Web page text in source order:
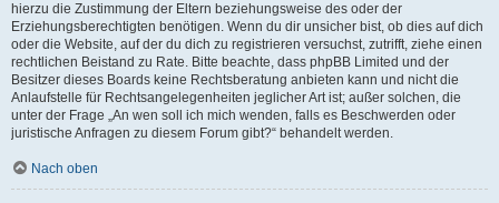
hierzu die Zustimmung der Eltern beziehungsweise des oder der
Erziehungsberechtigten benötigen. Wenn du dir unsicher bist, ob dies auf dich
oder die Website, auf der du dich zu registrieren versuchst, zutrifft, ziehe einen
rechtlichen Beistand zu Rate. Bitte beachte, dass phpBB Limited und der
Besitzer dieses Boards keine Rechtsberatung anbieten kann und nicht die
Anlaufstelle für Rechtsangelegenheiten jeglicher Art ist; außer solchen, die
unter der Frage „An wen soll ich mich wenden, falls es Beschwerden oder
juristische Anfragen zu diesem Forum gibt?“ behandelt werden.
Nach oben